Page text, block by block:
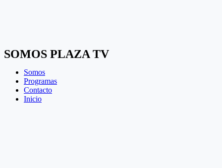
SOMOS PLAZA TV
Somos
Programas
Contacto
Inicio